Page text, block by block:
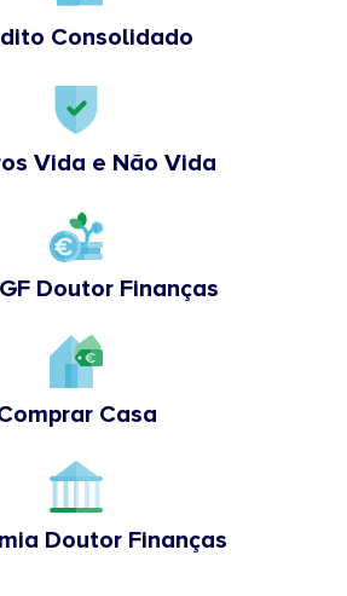
Consolidado
Vida e Não Vida
Doutor Finanças
Casa
Doutor Finanças